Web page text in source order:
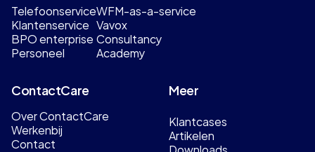
Telefoonservice
Klantenservice
BPO enterprise
Personeel
WFM-as-a-service
Vavox
Consultancy
Academy
Meer
Klantcases
Artikelen
ContactCare
Over ContactCare
Werkenbij
Contact